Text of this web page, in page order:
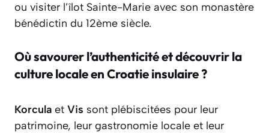
ou visiter l’îlot Sainte-Marie avec son monastère
bénédictin du 12ème siècle.
Où savourer l’authenticité et découvrir la
culture locale en Croatie insulaire ?
Korcula et Vis sont plébiscitées pour leur
patrimoine, leur gastronomie locale et leur